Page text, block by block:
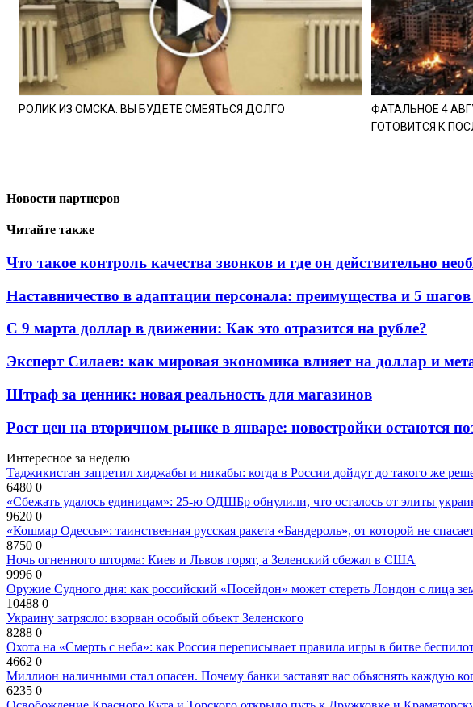
РОЛИК ИЗ ОМСКА: ВЫ БУДЕТЕ СМЕЯТЬСЯ ДОЛГО
ФАТАЛЬНОЕ 4
ГОТОВИТСЯ К
Новости партнеров
Читайте также
Что такое контроль качества звонков и где он действительно
Наставничество в адаптации персонала: преимущества и 5
С 9 марта доллар в движении: Как это отразится на рубле?
Эксперт Силаев: как мировая экономика влияет на доллар и
Штраф за ценник: новая реальность для магазинов
Рост цен на вторичном рынке в январе: новостройки остаются
Интересное за неделю
Таджикистан запретил хиджабы и никабы: когда в России дойдут до такого же
6480 0
«Сбежать удалось единицам»: 25-ю ОДШБр обнулили, что осталось от элиты
9620 0
«Кошмар Одессы»: таинственная русская ракета «Бандероль», от которой не
8750 0
Ночь огненного шторма: Киев и Львов горят, а Зеленский сбежал в США
9996 0
Оружие Судного дня: как российский «Посейдон» может стереть Лондон с лица
10488 0
Украину затрясло: взорван особый объект Зеленского
8288 0
Охота на «Смерть с неба»: как Россия переписывает правила игры в битве
4662 0
Миллион наличными стал опасен. Почему банки заставят вас объяснять каждую
6235 0